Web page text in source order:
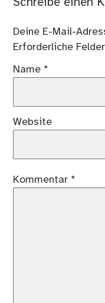
Schreibe einen
Deine E-Mail-
Erforderliche
Name *
Website
Kommentar *